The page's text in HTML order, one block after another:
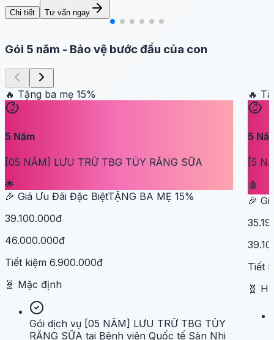
Chi tiết Tư vấn ngay
Gói 5 năm - Bảo vệ bước đầu của con
🔥 Tặng ba mẹ 15%
5 Năm
[05 NĂM] LƯU TRỮ TBG TỦY RĂNG SỮA
🌟
🎉 Giá Ưu Đãi Đặc BiệtTẶNG BA MẸ 15%
39.100.000đ
46.000.000đ
Tiết kiệm 6.900.000đ
🧬 Mặc định
Gói dịch vụ [05 NĂM] LƯU TRỮ TBG TỦY
RĂNG SỮA tại Bệnh viện Quốc tế Sản Nhi
🔥
5
[5
🩸
🎉
Tiết
🧬